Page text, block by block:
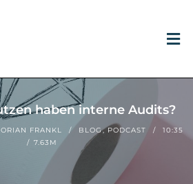
haben interne Audits?
FRANKL BLOG,PODCAST
10:35
7.63M